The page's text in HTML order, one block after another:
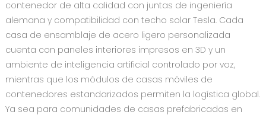
contenedor de ‌alta calidad‌ con juntas de ingeniería
alemana y compatibilidad con techo solar Tesla. Cada
‌casa de ensamblaje de acero ligero personalizada‌
cuenta con paneles interiores impresos en 3D y un
ambiente de inteligencia artificial controlado por voz,
mientras que los módulos de ‌casas móviles de
contenedores‌ estandarizados permiten la logística global.
Ya sea para comunidades de casas prefabricadas en